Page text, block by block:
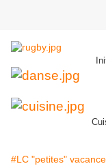
#LC "petites"